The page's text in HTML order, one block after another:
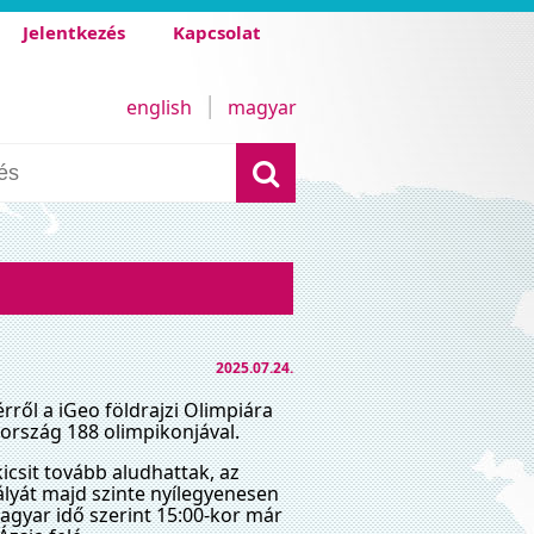
Jelentkezés Kapcsolat
english magyar
2025.07.24.
a iGeo földrajzi Olimpiára
188 olimpikonjával.
tovább aludhattak, az
majd szinte nyílegyenesen
idő szerint 15:00-kor már